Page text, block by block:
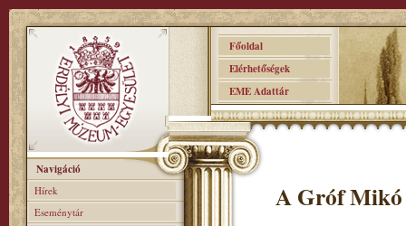
Főoldal
Elérhetőségek
EME Adattár
Navigáció
Hírek
Eseménytár
A Gróf